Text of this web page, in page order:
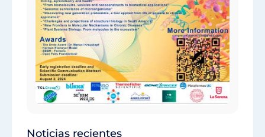
Noticias recientes